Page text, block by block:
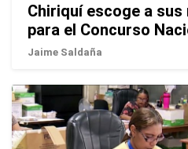
Chiriquí escoge a
para el Concurso
Jaime Saldaña